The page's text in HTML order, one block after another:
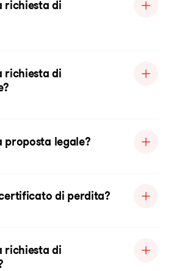
richiesta di
richiesta di
proposta legale?
di perdita?
richiesta di